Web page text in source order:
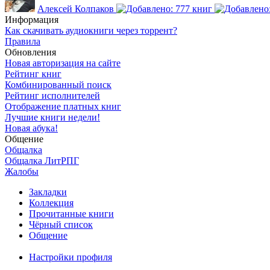
Алексей Колпаков
Информация
Как скачивать аудиокниги через торрент?
Правила
Обновления
Новая авторизация на сайте
Рейтинг книг
Комбинированный поиск
Рейтинг исполнителей
Отображение платных книг
Лучшие книги недели!
Новая абука!
Общение
Общалка
Общалка ЛитРПГ
Жалобы
Закладки
Коллекция
Прочитанные книги
Чёрный список
Общение
Настройки профиля